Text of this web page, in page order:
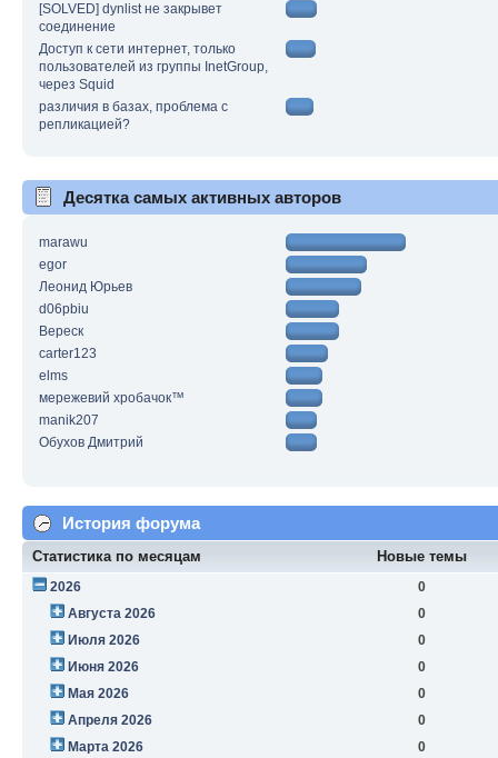
[SOLVED] dynlist не закрывет
соединение
Доступ к сети интернет, только
пользователей из группы InetGroup,
через Squid
различия в базах, проблема с
репликацией?
Десятка самых активных авторов
marawu
egor
Леонид Юрьев
d06pbiu
Вереск
carter123
elms
мережевий хробачок™
manik207
Обухов Дмитрий
История форума
Статистика по месяцам Новые темы
2026
0
Августа 2026
0
Июля 2026
0
Июня 2026
0
Мая 2026
0
Апреля 2026
0
Марта 2026
0